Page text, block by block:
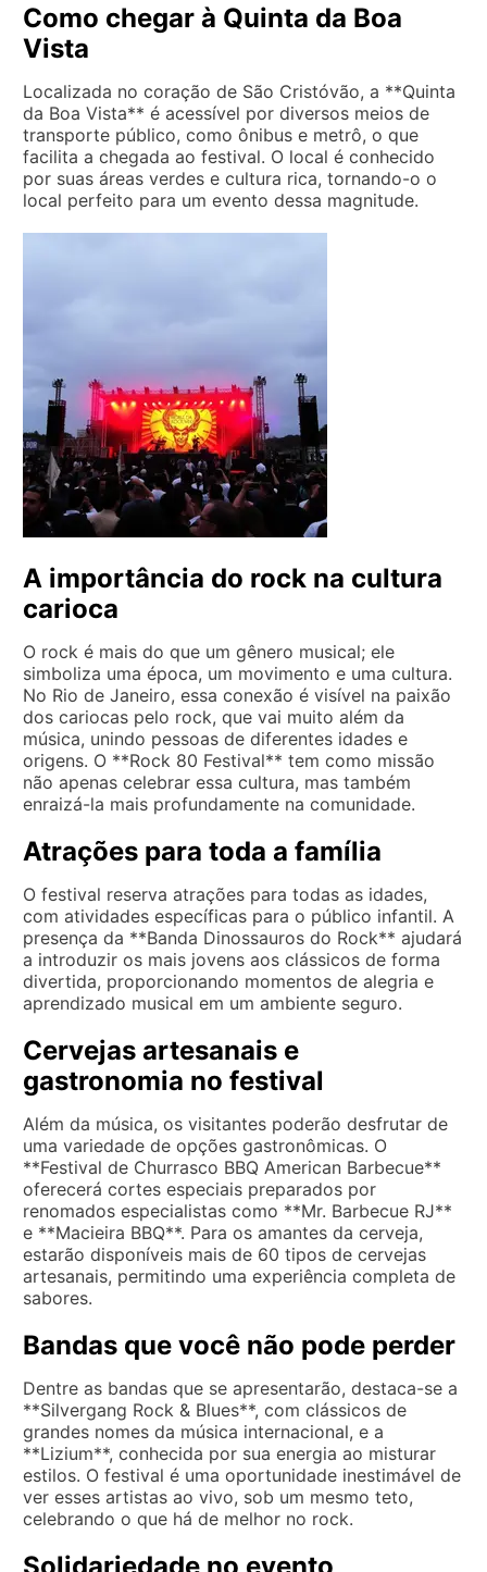
Como chegar à Quinta da Boa
Vista
Localizada no coração de São Cristóvão, a **Quinta
da Boa Vista** é acessível por diversos meios de
transporte público, como ônibus e metrô, o que
facilita a chegada ao festival. O local é conhecido
por suas áreas verdes e cultura rica, tornando-o o
local perfeito para um evento dessa magnitude.
A importância do rock na cultura
carioca
O rock é mais do que um gênero musical; ele
simboliza uma época, um movimento e uma cultura.
No Rio de Janeiro, essa conexão é visível na paixão
dos cariocas pelo rock, que vai muito além da
música, unindo pessoas de diferentes idades e
origens. O **Rock 80 Festival** tem como missão
não apenas celebrar essa cultura, mas também
enraizá-la mais profundamente na comunidade.
Atrações para toda a família
O festival reserva atrações para todas as idades,
com atividades específicas para o público infantil. A
presença da **Banda Dinossauros do Rock** ajudará
a introduzir os mais jovens aos clássicos de forma
divertida, proporcionando momentos de alegria e
aprendizado musical em um ambiente seguro.
Cervejas artesanais e
gastronomia no festival
Além da música, os visitantes poderão desfrutar de
uma variedade de opções gastronômicas. O
**Festival de Churrasco BBQ American Barbecue**
oferecerá cortes especiais preparados por
renomados especialistas como **Mr. Barbecue RJ**
e **Macieira BBQ**. Para os amantes da cerveja,
estarão disponíveis mais de 60 tipos de cervejas
artesanais, permitindo uma experiência completa de
sabores.
Bandas que você não pode perder
Dentre as bandas que se apresentarão, destaca-se a
**Silvergang Rock & Blues**, com clássicos de
grandes nomes da música internacional, e a
**Lizium**, conhecida por sua energia ao misturar
estilos. O festival é uma oportunidade inestimável de
ver esses artistas ao vivo, sob um mesmo teto,
celebrando o que há de melhor no rock.
Solidariedade no evento